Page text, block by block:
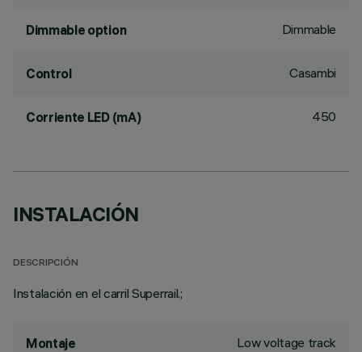
Dimmable option Dimmable
Control Casambi
Corriente LED (mA) 450
INSTALACIÓN
DESCRIPCIÓN
Instalación en el carril Superrail.;
Montaje Low voltage track